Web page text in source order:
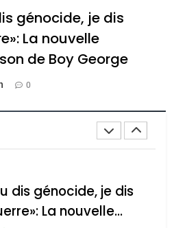
génocide, je dis
La nouvelle
de Boy George
0
la Nostalgie
d’Isaac: l’alliance
s’étendre à 13
: Les amandes de
le miel de Tadla
consacrés produits
terroir
dis génocide, je dis
La nouvelle